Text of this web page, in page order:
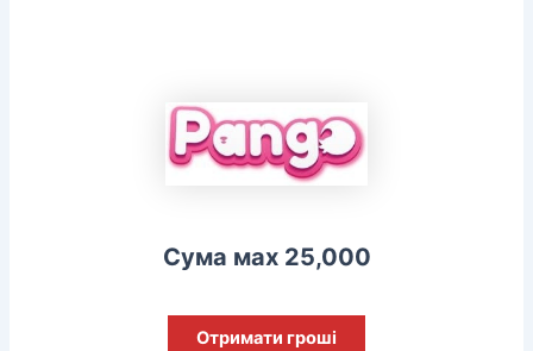
Сума мах 25,000
Отримати гроші